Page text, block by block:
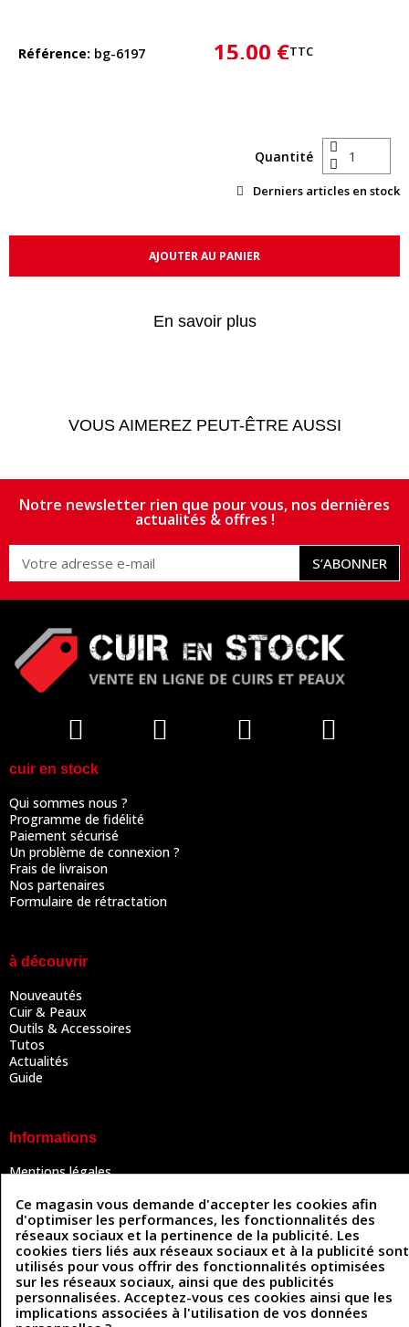
Référence bg-6197 15,00 €TTC
Quantité
Derniers articles en stock
AJOUTER AU PANIER
En savoir plus
VOUS AIMEREZ PEUT-ÊTRE AUSSI
Notre newsletter rien que pour vous, nos dernières
actualités & offres !
S’ABONNER
cuir en stock
Qui sommes nous ?
Programme de fidélité
Paiement sécurisé
Un problème de connexion ?
Frais de livraison
Nos partenaires
Formulaire de rétractation
à découvrir
Nouveautés
Cuir & Peaux
Outils & Accessoires
Tutos
Actualités
Guide
Informations
Mentions légales
Politique de confidentialité
Politique des cookies
Contactez-nous
Coordonnées
Ce magasin vous demande d'accepter les cookies afin
d'optimiser les performances, les fonctionnalités des
réseaux sociaux et la pertinence de la publicité. Les
cookies tiers liés aux réseaux sociaux et à la publicité sont
utilisés pour vous offrir des fonctionnalités optimisées
sur les réseaux sociaux, ainsi que des publicités
personnalisées. Acceptez-vous ces cookies ainsi que les
implications associées à l'utilisation de vos données